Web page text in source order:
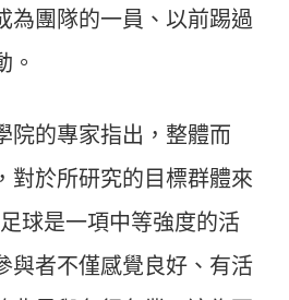
為團隊的一員、以前踢過
。
院的專家指出，整體而
對於所研究的目標群體來
球是一項中等強度的活
與者不僅感覺良好、有活